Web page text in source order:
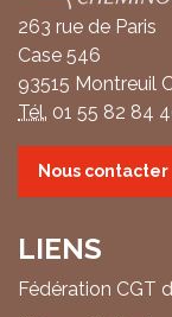
263 rue de Paris
Case 546
93515 Montreuil
Tél. 01 55 82 84
Nous contacter
LIENS
Fédération CGT